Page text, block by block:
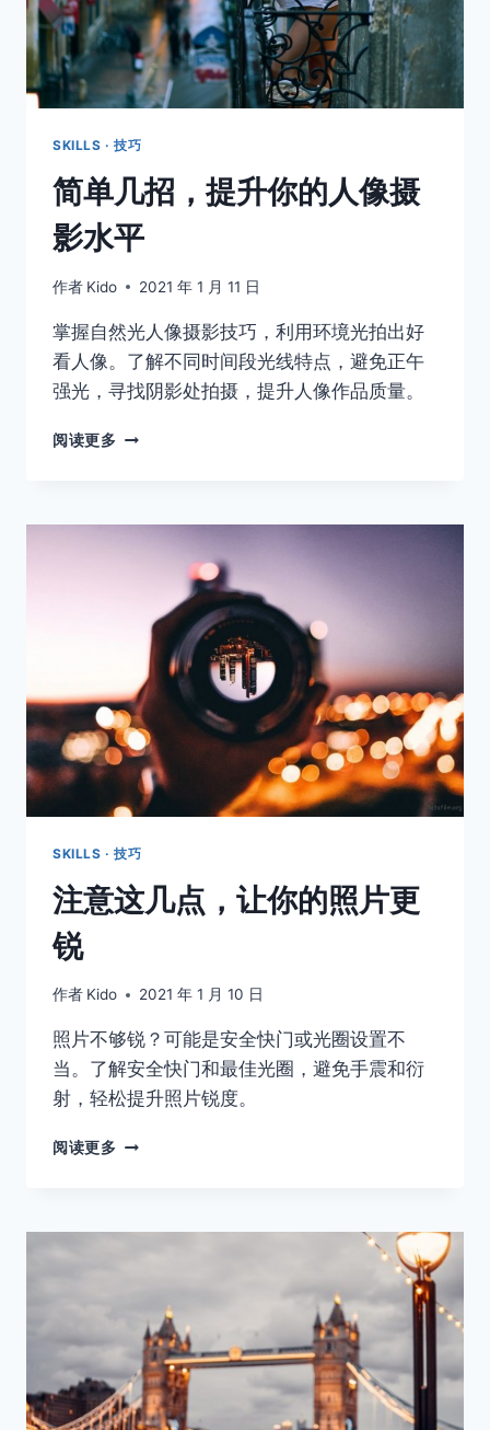
SKILLS · 技巧
简单几招，提升你的人像摄
影水平
作者 Kido 2021 年 1 月 11 日
掌握自然光人像摄影技巧，利用环境光拍出好
看人像。了解不同时间段光线特点，避免正午
强光，寻找阴影处拍摄，提升人像作品质量。
阅读更多
提
影
水
平
SKILLS · 技巧
注意这几点，让你的照片更
锐
作者 Kido 2021 年 1 月 10 日
照片不够锐？可能是安全快门或光圈设置不
当。了解安全快门和最佳光圈，避免手震和衍
射，轻松提升照片锐度。
阅读更多
点，
片
更
锐